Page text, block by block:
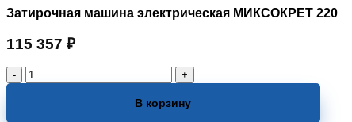
Затирочная машина электрическая МИКСОКРЕТ 220
115 357 ₽
Количество
товара
В корзину